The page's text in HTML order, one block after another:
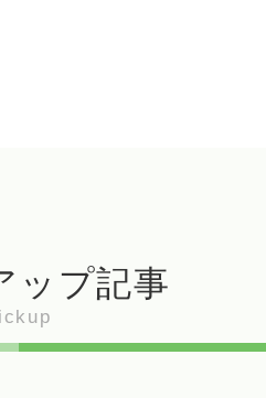
ップ記事